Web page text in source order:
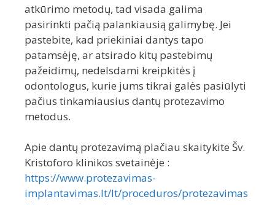
atkūrimo metodų, tad visada galima
pasirinkti pačią palankiausią galimybę. Jei
pastebite, kad priekiniai dantys tapo
patamsėję, ar atsirado kitų pastebimų
pažeidimų, nedelsdami kreipkitės į
odontologus, kurie jums tikrai galės pasiūlyti
pačius tinkamiausius dantų protezavimo
metodus.
Apie dantų protezavimą plačiau skaitykite Šv.
Kristoforo klinikos svetainėje :
https://www.protezavimas-
implantavimas.lt/lt/proceduros/protezavimas